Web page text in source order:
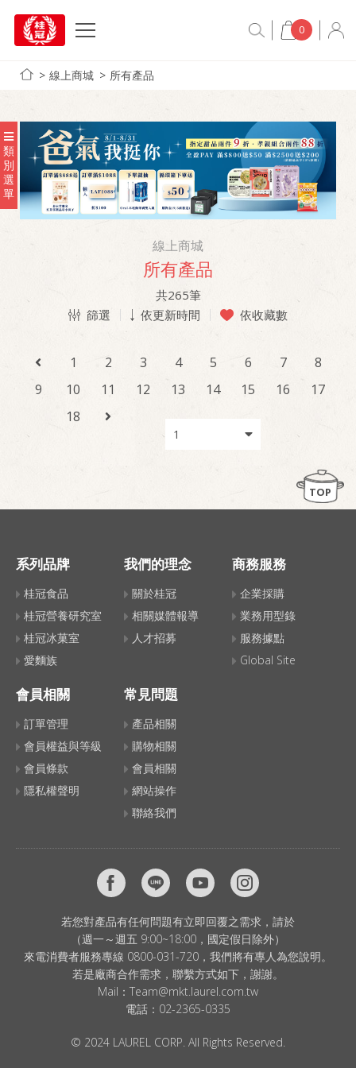
0
線上商城 所有產品
類
別
選
單
線上商城
所有產品
共265筆
篩選
依更新時間 依收藏數
1 2 3 4 5 6 7
8
9
10 11 12 13 14 15 16
17
18
TOP
系列品牌
桂冠食品
桂冠營養研究室
桂冠冰菓室
愛麵族
我們的理念
關於桂冠
相關媒體報導
人才招募
商務服務
企業採購
業務用型錄
服務據點
Global Site
會員相關
訂單管理
會員權益與等級
會員條款
隱私權聲明
常見問題
產品相關
購物相關
會員相關
網站操作
聯絡我們
若您對產品有任何問題有立即回覆之需求，請於
（週一～週五 9:00~18:00，國定假日除外）
來電消費者服務專線 0800-031-720，我們將有專人為您說明。
若是廠商合作需求，聯繫方式如下，謝謝。
Mail： Team@mkt.laurel.com.tw
電話： 02-2365-0335
© 2024 LAUREL CORP. All Rights Reserved.